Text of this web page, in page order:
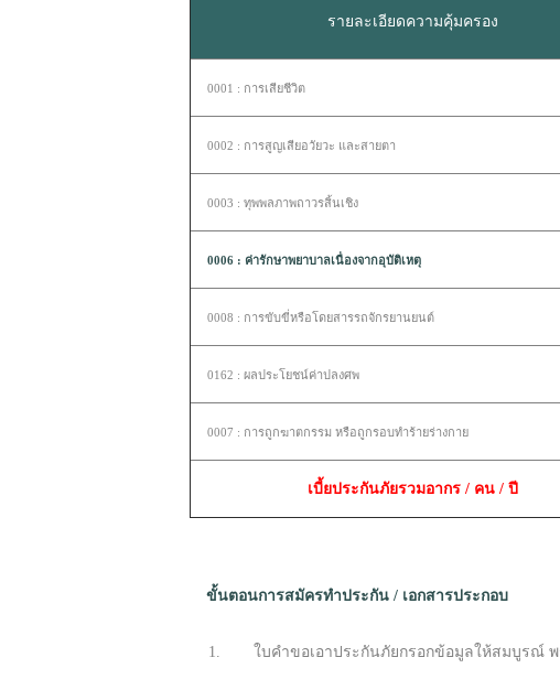
รายละเอียดความคุ้มครอง
0001 : การเสียชีวิต
0002 : การสูญเสียอวัยวะ และสายตา
0003 : ทุพพลภาพถาวรสิ้นเชิง
0006 : ค่ารักษาพยาบาลเนื่องจากอุบัติเหตุ
0008 : การขับขี่หรือโดยสารรถจักรยานยนต์
0162 : ผลประโยชน์ค่าปลงศพ
0007 : การถูกฆาตกรรม หรือถูกรอบทำร้ายร่างกาย
เบี้ยประกันภัยรวมอากร / คน / ปี
ขั้นตอนการสมัครทำประกัน / เอกสารประกอบ
1. ใบคำขอเอาประกันภัยกรอกข้อมูลให้สมบูรณ์